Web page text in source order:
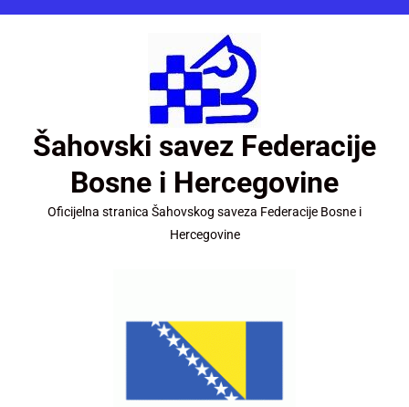
Šahovski savez Federacije
Bosne i Hercegovine
Oficijelna stranica Šahovskog saveza Federacije Bosne i
Hercegovine